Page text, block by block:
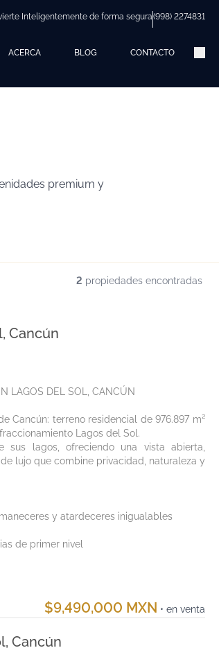
Inteligentemente de forma segura(998) 2274831
ACERCA BLOG CONTACTO
premium y
2 propiedades encontradas
Cancún
LAGOS DEL SOL, CANCÚN
Cancún: terreno residencial de 976.897 m²
Lagos del Sol.
lagos, ofreciendo una vista abierta,
lujo que combine privacidad, naturaleza y
y atardeceres inigualables
de primer nivel
$9,490,000 MXN • en venta
Cancún